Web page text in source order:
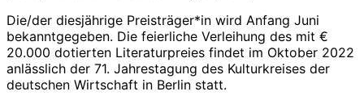
Die/der diesjährige Preisträger*in wird Anfang Juni
bekanntgegeben. Die feierliche Verleihung des mit €
20.000 dotierten Literaturpreies findet im Oktober 2022
anlässlich der 71. Jahrestagung des Kulturkreises der
deutschen Wirtschaft in Berlin statt.